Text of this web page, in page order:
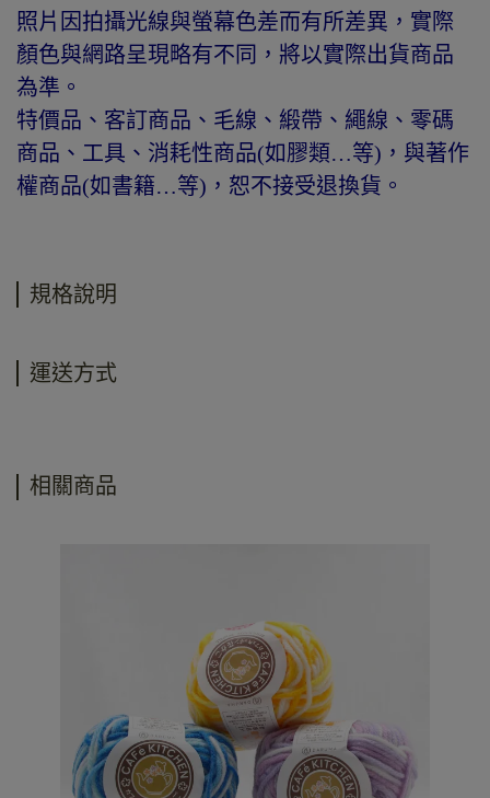
照片因拍攝光線與螢幕色差而有所差異，實際
顏色與網路呈現略有不同，將以實際出貨商品
為準。
特價品、客訂商品、毛線、緞帶、繩線、零碼
商品、工具、消耗性商品(如膠類…等)，與著作
權商品(如書籍…等)，恕不接受退換貨。
規格說明
運送方式
相關商品